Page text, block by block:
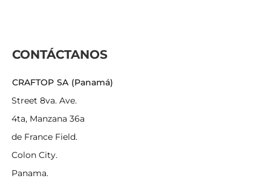
CONTÁCTANOS
CRAFTOP SA (Panamá)
Street 8va. Ave.
4ta, Manzana 36a
de France Field.
Colon City.
Panama.